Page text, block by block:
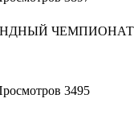
ЧЕМПИОНАТ
3495